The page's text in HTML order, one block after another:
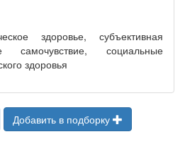
здоровье, субъективная
самочувствие, социальные
здоровья
Добавить в подборку